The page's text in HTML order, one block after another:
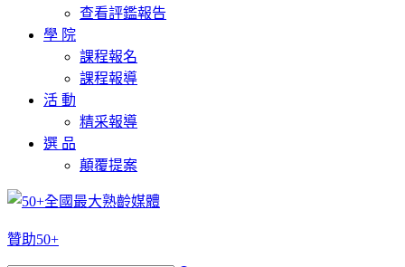
查看評鑑報告
學 院
課程報名
課程報導
活 動
精采報導
選 品
顛覆提案
贊助50+